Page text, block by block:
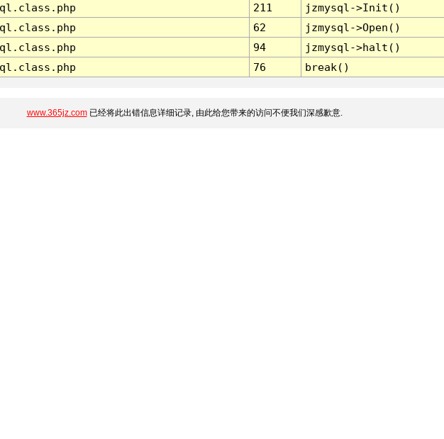
211
jzmysql->Init()
62
jzmysql->Open()
94
jzmysql->halt()
76 break()
www.365jz.com已经将此出错信息详细记录, 由此给您带来的访问不便我们深感歉意.